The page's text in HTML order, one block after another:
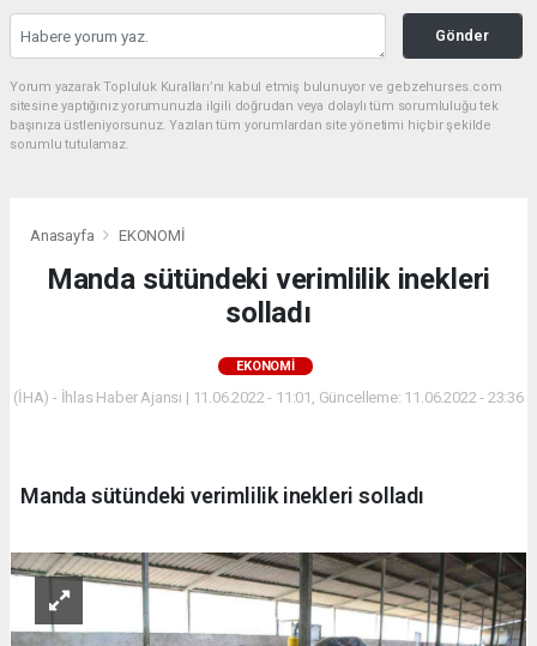
Gönder
Yorum yazarak Topluluk Kuralları’nı kabul etmiş bulunuyor ve gebzehurses.com
sitesine yaptığınız yorumunuzla ilgili doğrudan veya dolaylı tüm sorumluluğu tek
başınıza üstleniyorsunuz. Yazılan tüm yorumlardan site yönetimi hiçbir şekilde
sorumlu tutulamaz.
Anasayfa EKONOMİ
Manda sütündeki verimlilik inekleri
solladı
EKONOMİ
(İHA) - İhlas Haber Ajansı | 11.06.2022 - 11:01, Güncelleme: 11.06.2022 - 23:36
Manda sütündeki verimlilik inekleri solladı